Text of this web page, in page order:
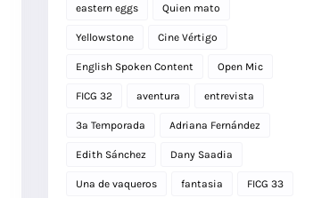
eastern eggs Quien mato
Yellowstone Cine Vértigo
English Spoken Content Open Mic
FICG 32 aventura entrevista
3a Temporada Adriana Fernández
Edith Sánchez Dany Saadia
Una de vaqueros fantasia FICG 33